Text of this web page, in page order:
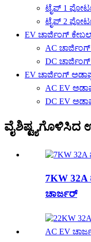
ಟೈಪ್ 1
ಟೈಪ್ 2
EV ಚಾರ್ಜಿಂಗ್
AC
DC
EV ಚಾರ್ಜಿಂಗ್
AC EV
DC EV
ವೈಶಿಷ್ಟ್ಯಗೊಳಿಸಿದ
7KW 32A
ಚಾರ್ಜರ್